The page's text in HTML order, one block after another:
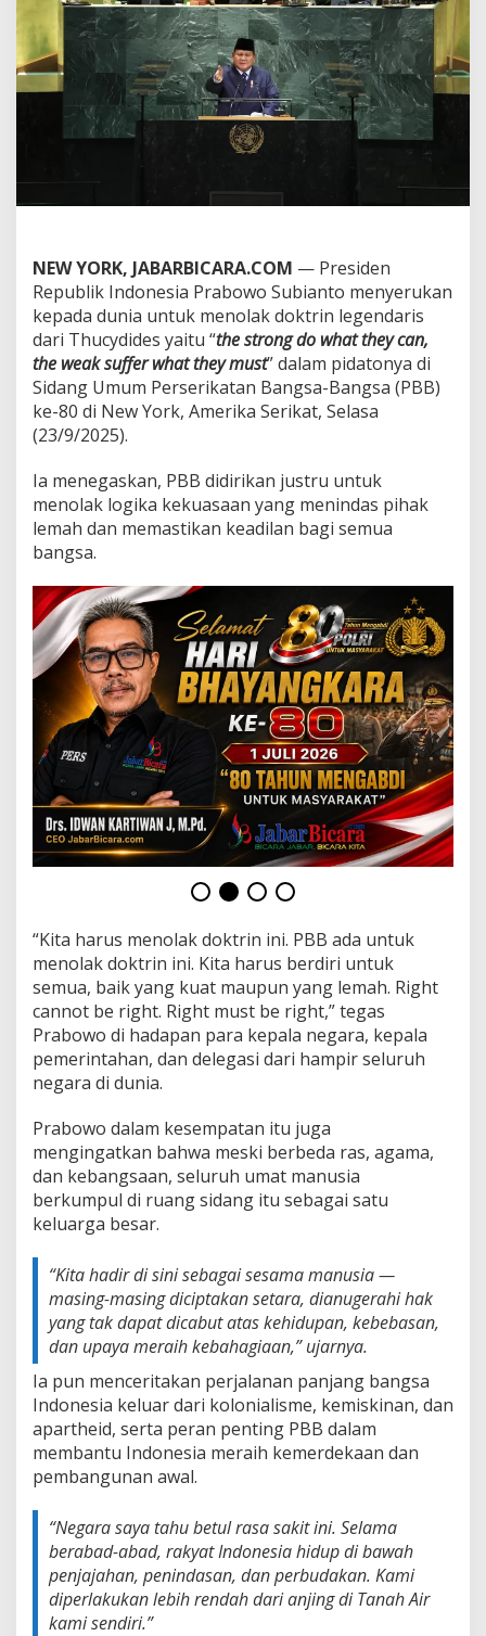
U
m
m
P
B
H
a
r
u
s
T
o
l
D
o
k
t
n
“
Y
a
n
g
K
t
i
s
a
B
u
a
t
S
e
m
a
u
a
”
NEW YORK, JABARBICARA.COM — Presiden
Republik Indonesia Prabowo Subianto menyerukan
kepada dunia untuk menolak doktrin legendaris
dari Thucydides yaitu “the strong do what they can,
the weak suffer what they must” dalam pidatonya di
Sidang Umum Perserikatan Bangsa-Bangsa (PBB)
ke-80 di New York, Amerika Serikat, Selasa
(23/9/2025).
Ia menegaskan, PBB didirikan justru untuk
menolak logika kekuasaan yang menindas pihak
lemah dan memastikan keadilan bagi semua
bangsa.
“Kita harus menolak doktrin ini. PBB ada untuk
menolak doktrin ini. Kita harus berdiri untuk
semua, baik yang kuat maupun yang lemah. Right
cannot be right. Right must be right,” tegas
Prabowo di hadapan para kepala negara, kepala
pemerintahan, dan delegasi dari hampir seluruh
negara di dunia.
Prabowo dalam kesempatan itu juga
mengingatkan bahwa meski berbeda ras, agama,
dan kebangsaan, seluruh umat manusia
berkumpul di ruang sidang itu sebagai satu
keluarga besar.
“Kita hadir di sini sebagai sesama manusia —
masing-masing diciptakan setara, dianugerahi hak
yang tak dapat dicabut atas kehidupan, kebebasan,
dan upaya meraih kebahagiaan,” ujarnya.
Ia pun menceritakan perjalanan panjang bangsa
Indonesia keluar dari kolonialisme, kemiskinan, dan
apartheid, serta peran penting PBB dalam
membantu Indonesia meraih kemerdekaan dan
pembangunan awal.
“Negara saya tahu betul rasa sakit ini. Selama
berabad-abad, rakyat Indonesia hidup di bawah
penjajahan, penindasan, dan perbudakan. Kami
diperlakukan lebih rendah dari anjing di Tanah Air
kami sendiri.”